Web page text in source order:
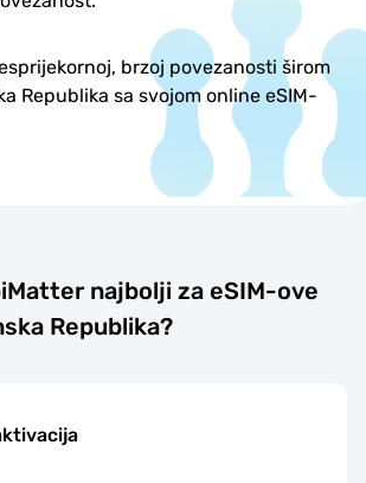
brzoj povezanosti širom
Republika sa svojom online eSIM-
najbolji za eSIM-ove
Republika?